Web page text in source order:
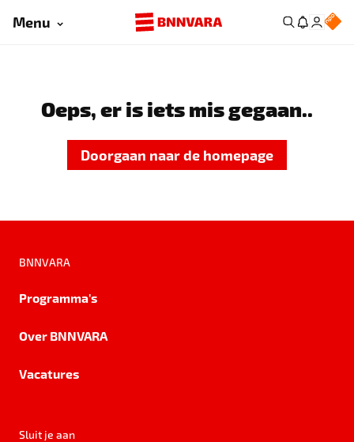
Menu
Oeps, er is iets mis gegaan..
Doorgaan naar de homepage
BNNVARA
Programma's
Over BNNVARA
Vacatures
Sluit je aan